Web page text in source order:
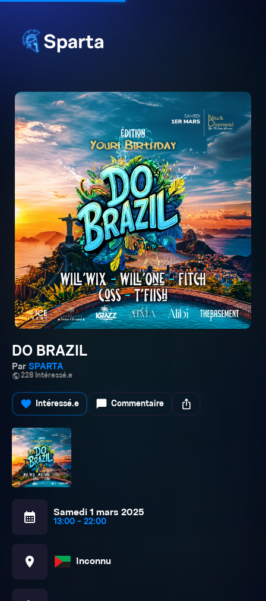
DO BRAZIL
Par SPARTA
public228 Intéressé.e
favorite Intéressé.e chat_bubble Commentaire ios_share
calendar_month Samedi 1 mars 2025
13:00 - 22:00
location_on Inconnu